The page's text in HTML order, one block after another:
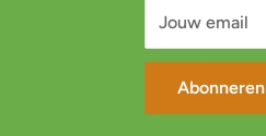
Jouw email
Abonneren